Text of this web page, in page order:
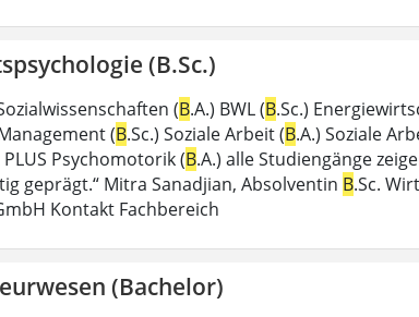
(B.Sc.)
(B.A.) BWL (B.Sc.)
(B.Sc.) Soziale Arbeit (B.A.) Soziale
Psychomotorik (B.A.) alle Studiengänge
geprägt.“ Mitra Sanadjian, Absolventin B.Sc.
Kontakt Fachbereich
(Bachelor)